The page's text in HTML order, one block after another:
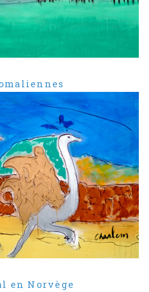
en Norvège